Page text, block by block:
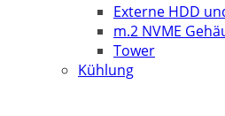
Externe HDD
m.2 NVME
Tower
Kühlung